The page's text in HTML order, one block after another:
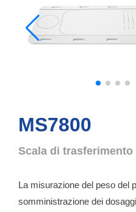
MS7800
Scala di trasferimento
La misurazione del peso del
somministrazione dei